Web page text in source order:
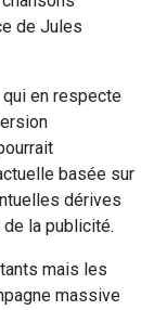
de Jules
qui en respecte
basée sur
dérives
la publicité.
mais les
massive